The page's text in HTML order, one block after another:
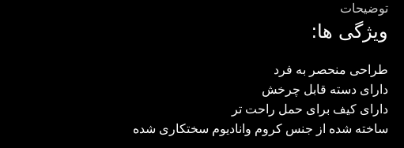
توضیحات
ویژگی ها:
طراحی منحصر به فرد
دارای دسته قابل چرخش
دارای کیف برای حمل راحت تر
ساخته شده از جنس کروم وانادیوم سختکاری شده